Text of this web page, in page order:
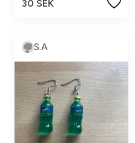
30 SEK
S.A